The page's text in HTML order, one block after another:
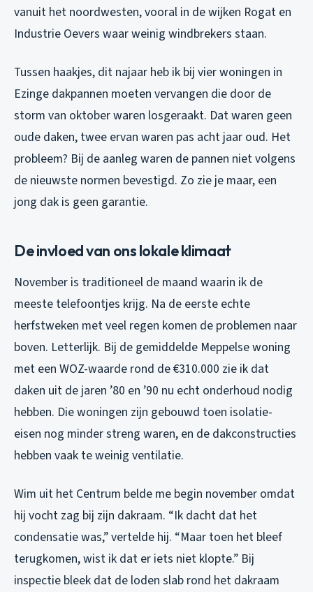
vanuit het noordwesten, vooral in de wijken Rogat en
Industrie Oevers waar weinig windbrekers staan.
Tussen haakjes, dit najaar heb ik bij vier woningen in
Ezinge dakpannen moeten vervangen die door de
storm van oktober waren losgeraakt. Dat waren geen
oude daken, twee ervan waren pas acht jaar oud. Het
probleem? Bij de aanleg waren de pannen niet volgens
de nieuwste normen bevestigd. Zo zie je maar, een
jong dak is geen garantie.
De invloed van ons lokale klimaat
November is traditioneel de maand waarin ik de
meeste telefoontjes krijg. Na de eerste echte
herfstweken met veel regen komen de problemen naar
boven. Letterlijk. Bij de gemiddelde Meppelse woning
met een WOZ-waarde rond de €310.000 zie ik dat
daken uit de jaren ’80 en ’90 nu echt onderhoud nodig
hebben. Die woningen zijn gebouwd toen isolatie-
eisen nog minder streng waren, en de dakconstructies
hebben vaak te weinig ventilatie.
Wim uit het Centrum belde me begin november omdat
hij vocht zag bij zijn dakraam. “Ik dacht dat het
condensatie was,” vertelde hij. “Maar toen het bleef
terugkomen, wist ik dat er iets niet klopte.” Bij
inspectie bleek dat de loden slab rond het dakraam